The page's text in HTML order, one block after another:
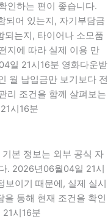
인하는 편이 좋습니다.
되어 있는지, 자기부담금
되는지, 타이어나 소모품
지에 따라 실제 이용 만
일 21시16분 영화다운받
월 납입금만 보기보다 전
리 조건을 함께 살펴보는
시16분
본 정보는 외부 공식 자
. 2026년06월04일 21시
보이기 때문에, 실제 실시
을 통해 현재 조건을 확인
시16분